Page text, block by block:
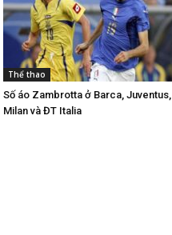
Thể thao
Số áo Zambrotta ở Barca, Juventus,
Milan và ĐT Italia